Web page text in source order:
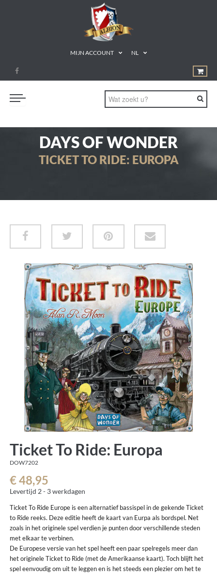
MIJN ACCOUNT NL
MAGIC: THE GATHERING
MINIATUURSPELLEN
TCG
ROLLENSPELLEN
DAYS OF WONDER
TICKET TO RIDE: EUROPA
Ticket To Ride: Europa
DOW7202
€ 48,95
Levertijd 2 - 3 werkdagen
Ticket To Ride Europe is een alternatief bassispel in de gekende Ticket
to Ride reeks. Deze editie heeft de kaart van Eurpa als bordspel. Net
zoals in het originele spel verdien je punten door verschillende steden
met elkaar te verbinen.
De Europese versie van het spel heeft een paar spelregels meer dan
het originele Ticket to Ride (met de Amerikaanse kaart). Toch blijft het
spel eenvoudig om uit te leggen en is het steeds een plezier om het te